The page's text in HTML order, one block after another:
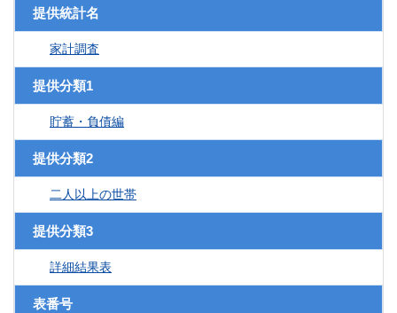
提供統計名
家計調査
提供分類1
貯蓄・負債編
提供分類2
二人以上の世帯
提供分類3
詳細結果表
表番号